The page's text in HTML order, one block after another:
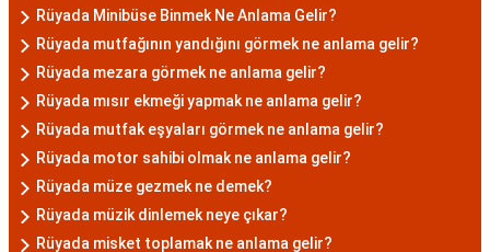
Rüyada Minibüse Binmek Ne Anlama Gelir?
Rüyada mutfağının yandığını görmek ne anlama gelir?
Rüyada mezara görmek ne anlama gelir?
Rüyada mısır ekmeği yapmak ne anlama gelir?
Rüyada mutfak eşyaları görmek ne anlama gelir?
Rüyada motor sahibi olmak ne anlama gelir?
Rüyada müze gezmek ne demek?
Rüyada müzik dinlemek neye çıkar?
Rüyada misket toplamak ne anlama gelir?